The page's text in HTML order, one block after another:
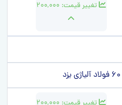
تغییر قیمت: 200,000